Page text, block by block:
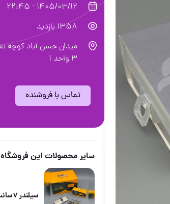
1405/03/12 - 22:45
1358 بازدید
۳ واحد ۱
تماس با فروشنده
سایر محصولات این فروشگاه
سیلندر ۷سانت دوشیار HT252